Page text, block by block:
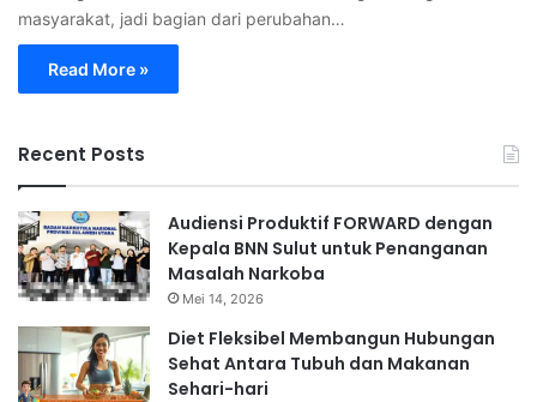
masyarakat, jadi bagian dari perubahan…
Read More »
Recent Posts
Audiensi Produktif FORWARD dengan
Kepala BNN Sulut untuk Penanganan
Masalah Narkoba
Mei 14, 2026
Diet Fleksibel Membangun Hubungan
Sehat Antara Tubuh dan Makanan
Sehari-hari